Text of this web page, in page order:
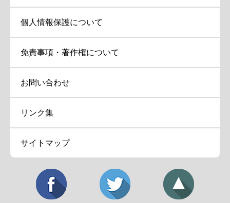
個人情報保護について
免責事項・著作権について
お問い合わせ
リンク集
サイトマップ